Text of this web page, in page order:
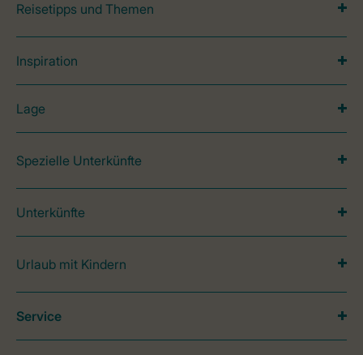
Reisetipps und Themen
Inspiration
Lage
Spezielle Unterkünfte
Unterkünfte
Urlaub mit Kindern
Service